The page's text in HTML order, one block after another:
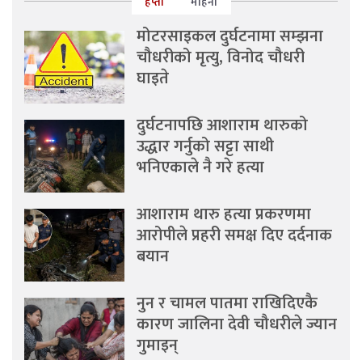
मोटरसाइकल दुर्घटनामा सम्झना
चौधरीको मृत्यु, विनोद चौधरी
घाइते
दुर्घटनापछि आशाराम थारुको
उद्धार गर्नुको सट्टा साथी
भनिएकाले नै गरे हत्या
आशाराम थारु हत्या प्रकरणमा
आरोपीले प्रहरी समक्ष दिए दर्दनाक
बयान
नुन र चामल पातमा राखिदिएकै
कारण जालिना देवी चौधरीले ज्यान
गुमाइन्